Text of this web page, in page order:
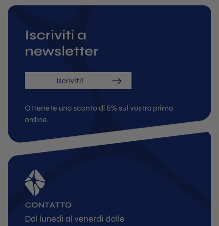
Iscriviti a
newsletter
Iscriviti!
Ottenete uno sconto di 5% sul vostro primo
ordine.
CONTATTO
Dal lunedì al venerdì dalle